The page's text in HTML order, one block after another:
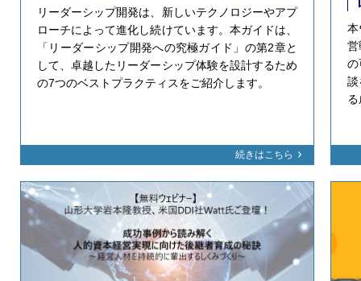
リーダーシップ開発は、新しいテクノロジーやアプ
ローチによって進化し続けています。本ガイドは、
「リーダーシップ開発への究極ガイド」の第2章と
して、卓越したリーダーシップ体験を設計するため
の7つのベストプラクティスをご紹介します。
続きはこちら
本
営
の
談